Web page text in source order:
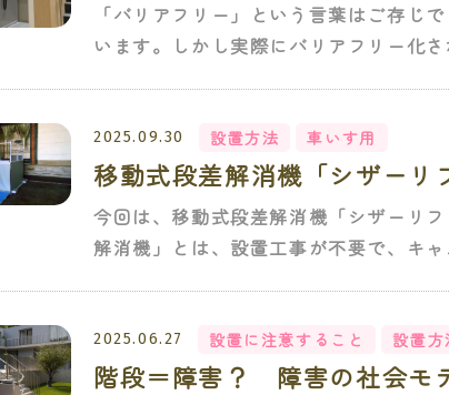
「バリアフリー」という言葉はご存じ
います。しかし実際にバリアフリー化
2025.09.30 設置方法 車いす用
移動式段差解消機「シザーリ
今回は、移動式段差解消機「シザーリ
解消機」とは、設置工事が不要で、キ
2025.06.27 設置に注意すること 設置方
階段＝障害？ 障害の社会モ